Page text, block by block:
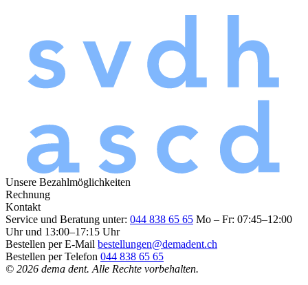
Unsere Bezahlmöglichkeiten
Rechnung
Kontakt
Service und Beratung unter: 044 838 65 65 Mo – Fr: 07:45–12:00
Uhr und 13:00–17:15 Uhr
Bestellen per E-Mail bestellungen@demadent.ch
Bestellen per Telefon 044 838 65 65
© 2026 dema dent. Alle Rechte vorbehalten.